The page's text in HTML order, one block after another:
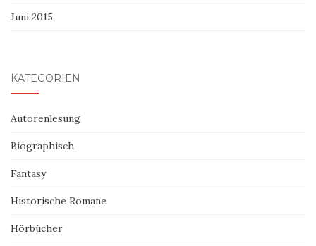
Juni 2015
KATEGORIEN
Autorenlesung
Biographisch
Fantasy
Historische Romane
Hörbücher